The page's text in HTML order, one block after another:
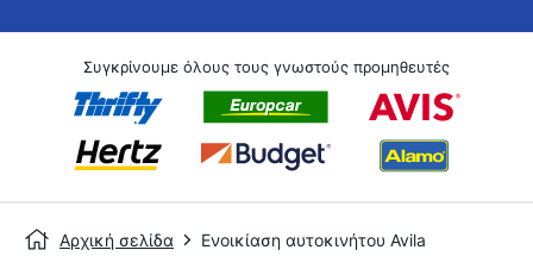
Συγκρίνουμε όλους τους γνωστούς προμηθευτές
Αρχική σελίδα Ενοικίαση αυτοκινήτου Avila